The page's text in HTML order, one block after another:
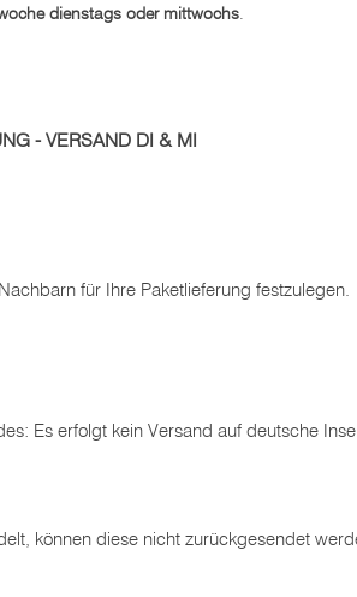
dienstags oder mittwochs
- VERSAND DI & MI
für Ihre Paketlieferung festzulegen.
Es erfolgt kein Versand auf deutsche
können diese nicht zurückgesendet